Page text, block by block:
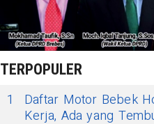
TERPOPULER
1
Daftar Motor Bebek
Kerja, Ada yang